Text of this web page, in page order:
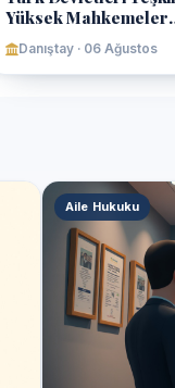
Yüksek Mahkemeler
Konferansına Katıldı
Danıştay · 06 Ağustos
Aile Hukuku